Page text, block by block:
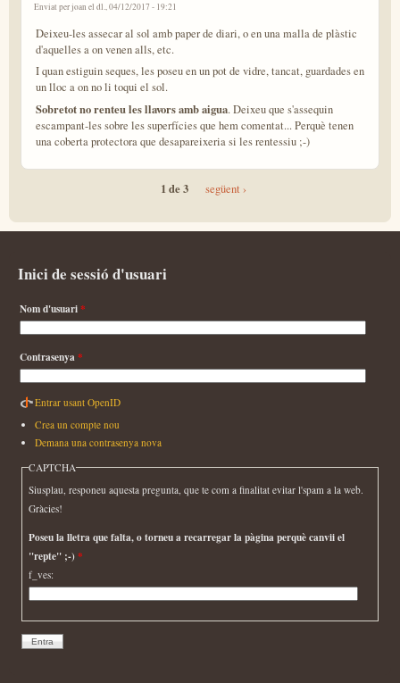
Enviat perjoanel dl., 04/12/2017 - 19:21
Deixeu-les assecar al sol amb paper de diari, o en una malla de plàstic
d'aquelles a on venen alls, etc.
I quan estiguin seques, les poseu en un pot de vidre, tancat, guardades en
un lloc a on no li toqui el sol.
Sobretot no renteu les llavors amb aigua. Deixeu que s'assequin
escampant-les sobre les superfícies que hem comentat... Perquè tenen
una coberta protectora que desapareixeria si les rentessiu ;-)
1 de 3 següent ›
Inici de sessió d'usuari
Nom d'usuari*
Contrasenya*
Entrar usant OpenID
Crea un compte nou
Demana una contrasenya nova
CAPTCHA
Siusplau, responeu aquesta pregunta, que te com a finalitat evitar l'spam a la web.
Gràcies!
Poseu la lletra que falta, o torneu a recarregar la pàgina perquè canvii el
"repte" ;-)*
f_ves: